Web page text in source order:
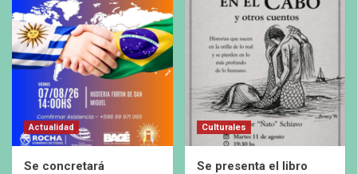
Actualidad
Se concretará
Culturales
Se presenta el libro